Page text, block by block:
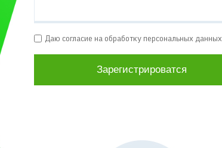
Даю согласие на обработку персональных данных